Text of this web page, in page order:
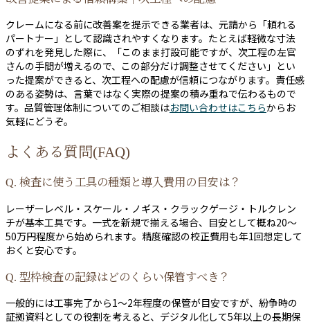
クレームになる前に改善案を提示できる業者は、元請から「頼れる
パートナー」として認識されやすくなります。たとえば軽微な寸法
のずれを発見した際に、「このまま打設可能ですが、次工程の左官
さんの手間が増えるので、この部分だけ調整させてください」とい
った提案ができると、次工程への配慮が信頼につながります。責任感
のある姿勢は、言葉ではなく実際の提案の積み重ねで伝わるもので
す。品質管理体制についてのご相談はお問い合わせはこちらからお
気軽にどうぞ。
よくある質問(FAQ)
Q. 検査に使う工具の種類と導入費用の目安は？
レーザーレベル・スケール・ノギス・クラックゲージ・トルクレン
チが基本工具です。一式を新規で揃える場合、目安として概ね20〜
50万円程度から始められます。精度確認の校正費用も年1回想定して
おくと安心です。
Q. 型枠検査の記録はどのくらい保管すべき？
一般的には工事完了から1〜2年程度の保管が目安ですが、紛争時の
証拠資料としての役割を考えると、デジタル化して5年以上の長期保